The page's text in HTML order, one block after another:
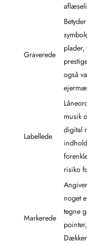
Graverede
også
Labellede
musik
digital
risiko
Markerede
noget
tegne